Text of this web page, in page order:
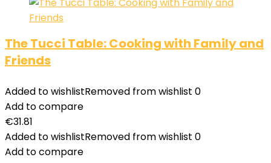
The Tucci Table: Cooking with Family and
Friends
Added to wishlistRemoved from wishlist 0
Add to compare
€31.81
Added to wishlistRemoved from wishlist 0
Add to compare